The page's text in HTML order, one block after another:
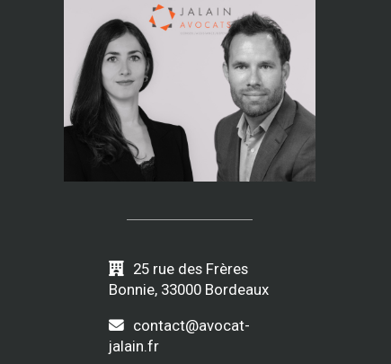
25 rue des Frères
Bonnie, 33000 Bordeaux
contact@avocat-
jalain.fr